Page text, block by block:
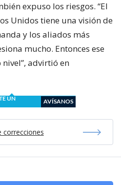
expuso los riesgos. “El
Unidos tiene una visión de
y los aliados más
mucho. Entonces ese
advirtió en
UN
AVÍSANOS
correcciones